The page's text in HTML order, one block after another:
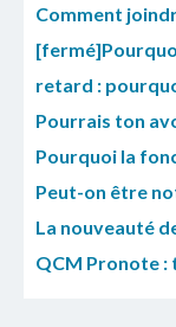
Comment
retard :
Pourrais ton
Pourquoi la
Peut-on être
La nouveauté
QCM Pronote :